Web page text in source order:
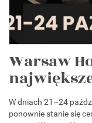
Warsaw
W dniach 21–24
ponownie stanie się